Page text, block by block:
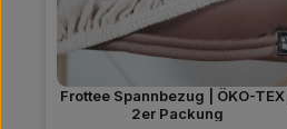
Frottee Spannbezug | ÖKO-TEX |
2er Packung